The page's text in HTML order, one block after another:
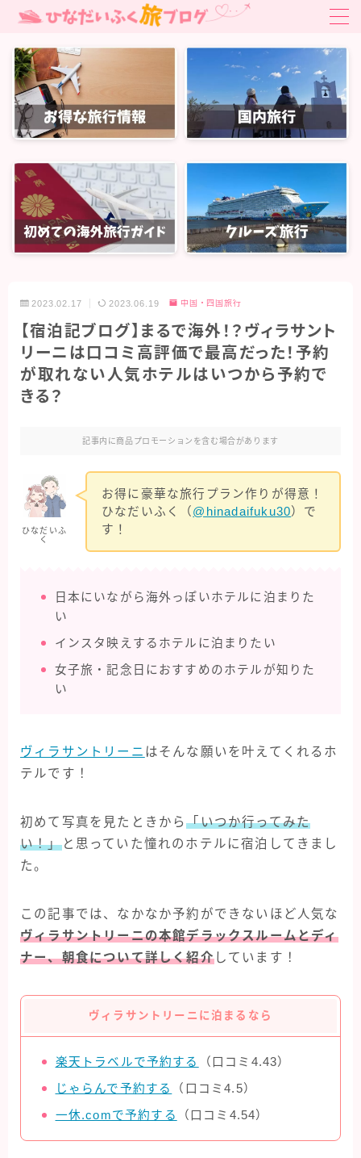
MENU
お得旅行・旅クーポン
国内旅行
関東旅行
北陸・中部旅行
九州・沖縄旅行
クルーズ旅行
コスタフォーチュナ
クレジットカード・保険
マイルを貯める
シンガポール旅行
ハワイ旅行
フランス旅行
ラスベガス旅行
2023.02.17 2023.06.19 中国・四国旅行
【宿泊記ブログ】まるで海外！？ヴィラサント
リーニは口コミ高評価で最高だった！予約
が取れない人気ホテルはいつから予約で
きる？
記事内に商品プロモーションを含む場合があります
ひなだいふ
く
お得に豪華な旅行プラン作りが得意！
ひなだいふく（@hinadaifuku30）で
す！
日本にいながら海外っぽいホテルに泊まりた
い
インスタ映えするホテルに泊まりたい
女子旅・記念日におすすめのホテルが知りた
い
ヴィラサントリーニ はそんな願いを叶えてくれるホ
テルです！
初めて写真を見たときから「いつか行ってみた
い！」と思っていた憧れのホテルに宿泊してきまし
た。
この記事では、なかなか予約ができないほど人気な
ヴィラサントリーニの本館デラックスルームとディ
ナー、朝食について詳しく紹介しています！
ヴィラサントリーニに泊まるなら
楽天トラベルで予約する （口コミ4.43）
じゃらんで予約する （口コミ4.5）
一休.comで予約する （口コミ4.54）